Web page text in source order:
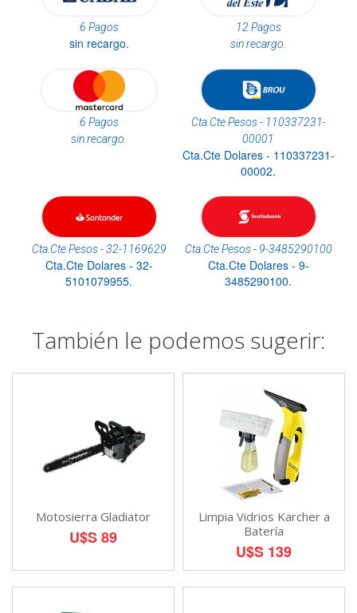
6 Pagos
sin recargo.
12 Pagos
sin recargo.
6 Pagos
sin recargo.
Cta.Cte Pesos - 110337231-
00001
Cta.Cte Dolares - 110337231-
00002.
Cta.Cte Pesos - 32-1169629
Cta.Cte Dolares - 32-
5101079955.
Cta.Cte Pesos - 9-3485290100
Cta.Cte Dolares - 9-
3485290100.
También le podemos sugerir:
Motosierra Gladiator
U$S 89
Limpia Vidrios Karcher a
Batería
U$S 139